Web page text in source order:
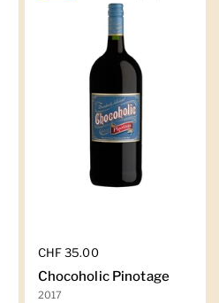
Regulärer Preis
CHF 35.00
Chocoholic Pinotage
2017